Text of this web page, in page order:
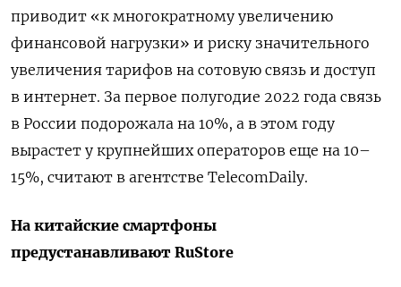
приводит «к многократному увеличению
финансовой нагрузки» и риску значительного
увеличения тарифов на сотовую связь и доступ
в интернет. За первое полугодие 2022 года связь
в России подорожала на 10%, а в этом году
вырастет у крупнейших операторов еще на 10–
15%, считают в агентстве TelecomDaily.
На китайские смартфоны
предустанавливают RuStore